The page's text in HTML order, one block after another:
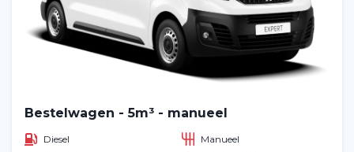
Bestelwagen - 5m³ - manueel
Diesel
Manueel